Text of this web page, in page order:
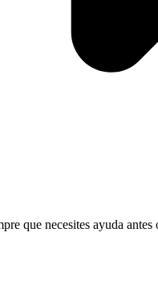
que necesites ayuda antes